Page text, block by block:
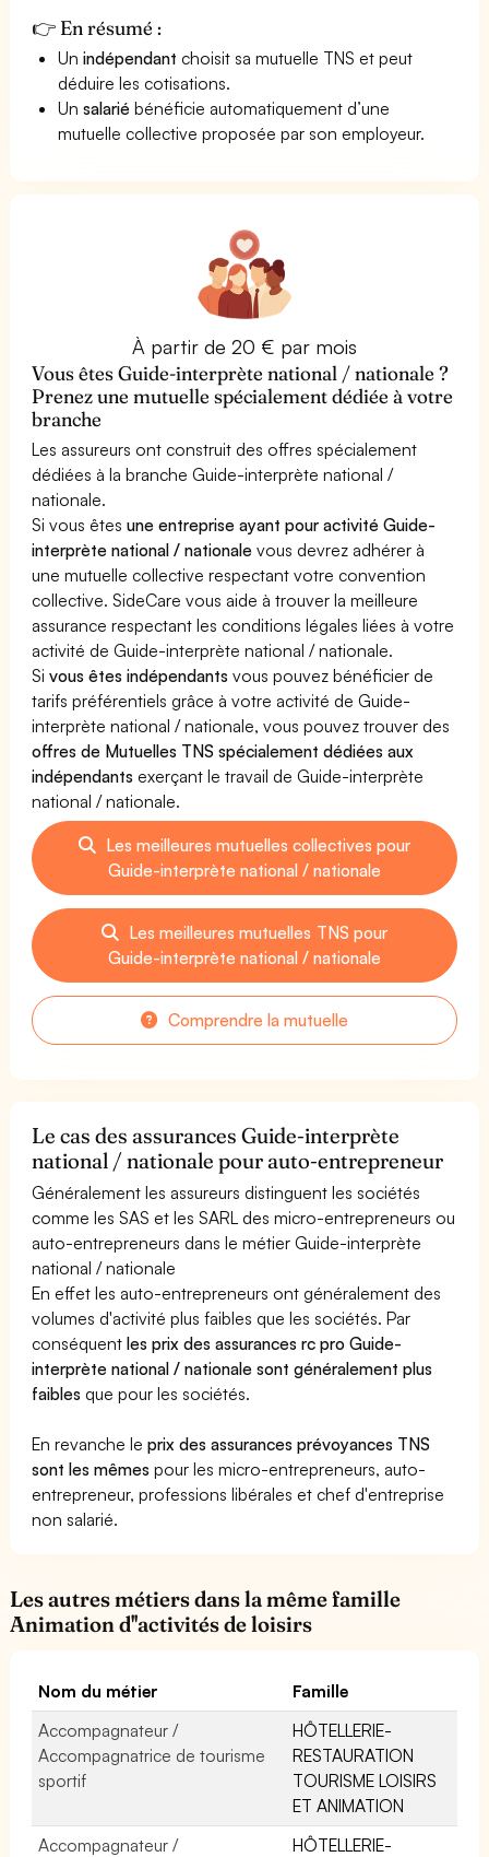
👉 En résumé :
Unindépendant choisit sa mutuelle TNS et peut
déduire les cotisations.
Unsalarié bénéficie automatiquement d’une
mutuelle collective proposée par son employeur.
À partir de 20 € par mois
Vous êtes Guide-interprète national / nationale ?
Prenez une mutuelle spécialement dédiée à votre
branche
Les assureurs ont construit des offres spécialement
dédiées à la branche Guide-interprète national /
nationale.
Si vous êtesune entreprise ayant pour activité Guide-
interprète national / nationale vous devrez adhérer à
une mutuelle collective respectant votre convention
collective. SideCare vous aide à trouver la meilleure
assurance respectant les conditions légales liées à votre
activité de Guide-interprète national / nationale.
Sivous êtes indépendants vous pouvez bénéficier de
tarifs préférentiels grâce à votre activité de Guide-
interprète national / nationale, vous pouvez trouver des
offres de Mutuelles TNS spécialement dédiées aux
indépendants exerçant le travail de Guide-interprète
national / nationale.
Les meilleures mutuelles collectives pour
Guide-interprète national / nationale
Les meilleures mutuelles TNS pour
Guide-interprète national / nationale
Comprendre la mutuelle
Le cas des assurances Guide-interprète
national / nationale pour auto-entrepreneur
Généralement les assureurs distinguent les sociétés
comme les SAS et les SARL des micro-entrepreneurs ou
auto-entrepreneurs dans le métier Guide-interprète
national / nationale
En effet les auto-entrepreneurs ont généralement des
volumes d'activité plus faibles que les sociétés. Par
conséquentles prix des assurances rc pro Guide-
interprète national / nationale sont généralement plus
faibles que pour les sociétés.
En revanche leprix des assurances prévoyances TNS
sont les mêmes pour les micro-entrepreneurs, auto-
entrepreneur, professions libérales et chef d'entreprise
non salarié.
Les autres métiers dans la même famille
Animation d''activités de loisirs
Nom du métier
Famille
Accompagnateur /
Accompagnatrice de tourisme
sportif
HÔTELLERIE-
RESTAURATION
TOURISME LOISIRS
ET ANIMATION
Accompagnateur /
HÔTELLERIE-